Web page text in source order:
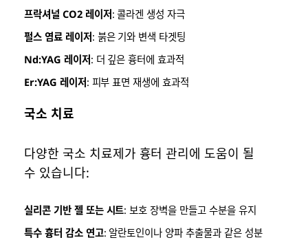
프락셔널 CO2 레이저: 콜라겐 생성 자극
펄스 염료 레이저: 붉은 기와 변색 타겟팅
Nd:YAG 레이저: 더 깊은 흉터에 효과적
Er:YAG 레이저: 피부 표면 재생에 효과적
국소 치료
다양한 국소 치료제가 흉터 관리에 도움이 될
수 있습니다:
실리콘 기반 젤 또는 시트: 보호 장벽을 만들고 수분을 유지
특수 흉터 감소 연고: 알란토인이나 양파 추출물과 같은 성분